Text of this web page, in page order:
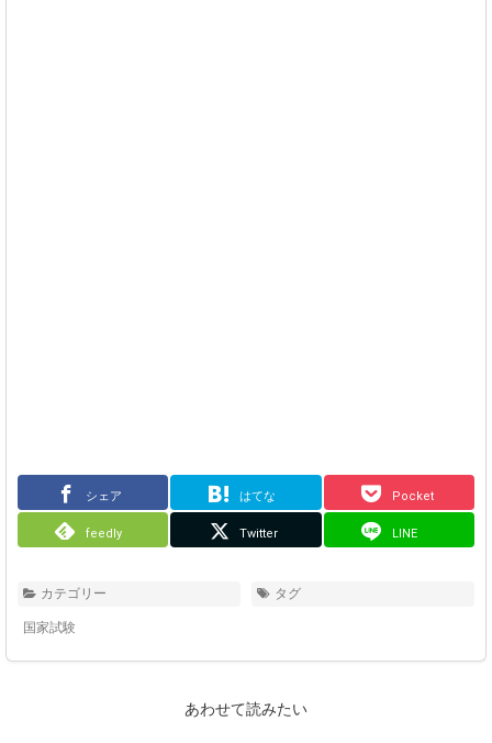
シェア はてな Pocket
feedly Twitter LINE
カテゴリー
国家試験
タグ
あわせて読みたい